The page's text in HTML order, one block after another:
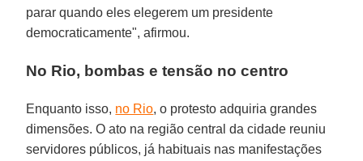
parar quando eles elegerem um presidente
democraticamente", afirmou.
No Rio, bombas e tensão no centro
Enquanto isso, no Rio, o protesto adquiria grandes
dimensões. O ato na região central da cidade reuniu
servidores públicos, já habituais nas manifestações